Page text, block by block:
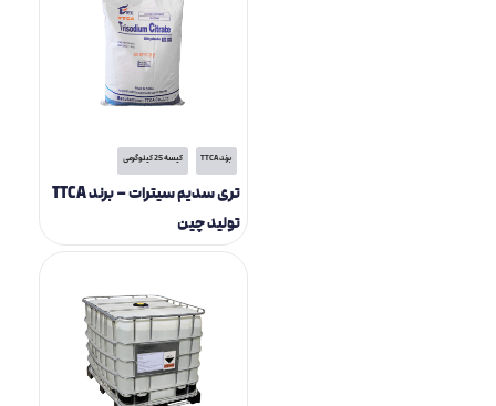
برند TTCA کیسه 25 کیلوگرمی
تری سدیم سیترات – برند TTCA
تولید چین